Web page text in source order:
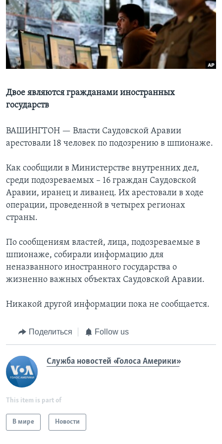
Learning English
СОЦИАЛЬНЫЕ СЕТИ
Языки
Двое являются гражданами иностранных
государств
ВАШИНГТОН — Власти Саудовской Аравии
арестовали 18 человек по подозрению в шпионаже.
Как сообщили в Министерстве внутренних дел,
среди подозреваемых – 16 граждан Саудовской
Аравии, иранец и ливанец. Их арестовали в ходе
операции, проведенной в четырех регионах
страны.
По сообщениям властей, лица, подозреваемые в
шпионаже, собирали информацию для
неназванного иностранного государства о
жизненно важных объектах Саудовской Аравии.
Никакой другой информации пока не сообщается.
Поделиться Follow us
Служба новостей «Голоса Америки»
This item is part of
В мире Новости